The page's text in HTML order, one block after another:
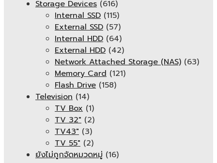
Storage Devices (616)
Internal SSD (115)
External SSD (57)
Internal HDD (64)
External HDD (42)
Network Attached Storage (NAS) (63)
Memory Card (121)
Flash Drive (158)
Television (14)
TV Box (1)
TV 32" (2)
TV43" (3)
TV 55" (2)
ยังไม่ถูกจัดหมวดหมู่ (16)